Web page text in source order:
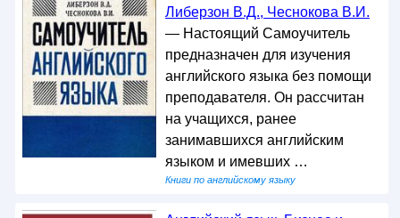
Либерзон В.Д., Чеснокова В.И.
— Настоящий Самоучитель
предназначен для изучения
английского языка без помощи
преподавателя. Он рассчитан
на учащихся, ранее
занимавшихся английским
языком и имевших …
Книги по английскому языку